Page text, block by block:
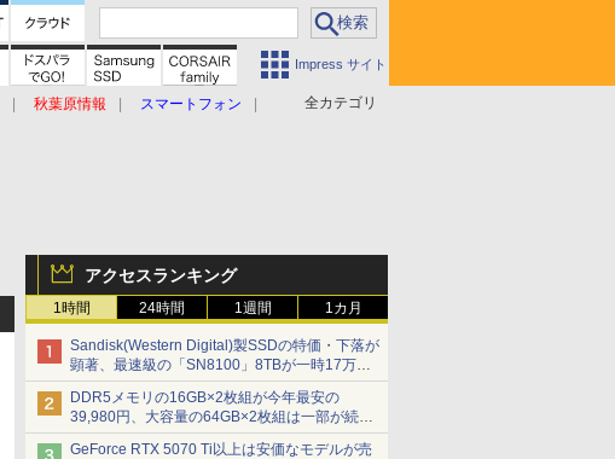
Impress サイト
全カテゴリ
秋葉原情報
スマートフォン
アクセスランキング
1時間 24時間 1週間 1カ月
Sandisk(Western Digital)製SSDの特価・下落が
顕著、最速級の「SN8100」8TBが一時17万円
割れ [8月前半のSSD価格]
DDR5メモリの16GB×2枚組が今年最安の
39,980円、大容量の64GB×2枚組は一部が続騰
[8月前半のメモリ価格]
GeForce RTX 5070 Ti以上は安価なモデルが売